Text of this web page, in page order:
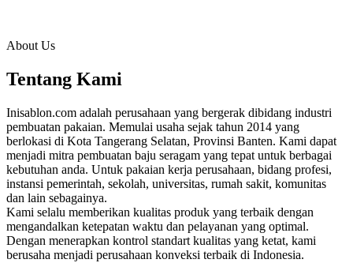
About Us
Tentang Kami
Inisablon.com adalah perusahaan yang bergerak dibidang industri
pembuatan pakaian. Memulai usaha sejak tahun 2014 yang
berlokasi di Kota Tangerang Selatan, Provinsi Banten. Kami dapat
menjadi mitra pembuatan baju seragam yang tepat untuk berbagai
kebutuhan anda. Untuk pakaian kerja perusahaan, bidang profesi,
instansi pemerintah, sekolah, universitas, rumah sakit, komunitas
dan lain sebagainya.
Kami selalu memberikan kualitas produk yang terbaik dengan
mengandalkan ketepatan waktu dan pelayanan yang optimal.
Dengan menerapkan kontrol standart kualitas yang ketat, kami
berusaha menjadi perusahaan konveksi terbaik di Indonesia.